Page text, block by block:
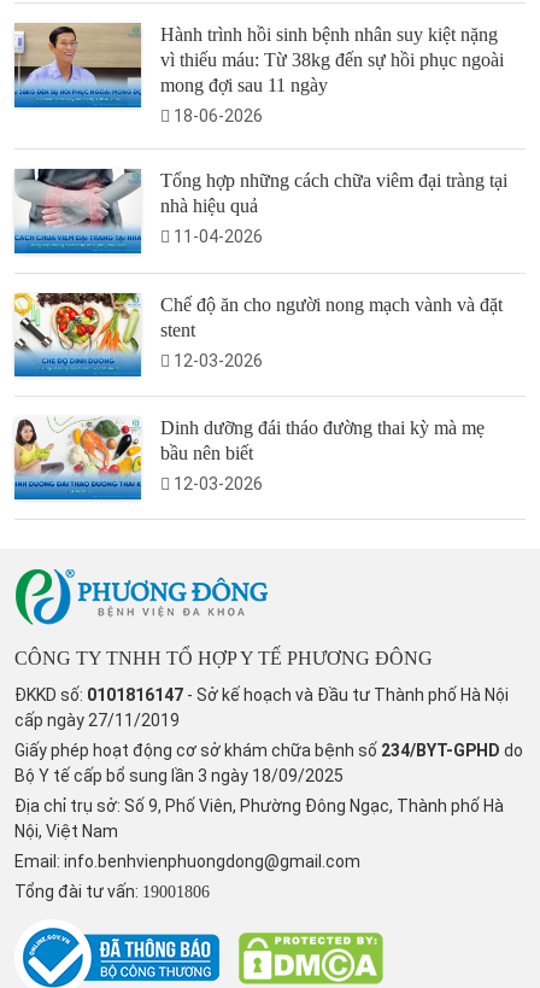
Hành trình hồi sinh bệnh nhân suy kiệt nặng
vì thiếu máu: Từ 38kg đến sự hồi phục ngoài
mong đợi sau 11 ngày
18-06-2026
Tổng hợp những cách chữa viêm đại tràng tại
nhà hiệu quả
11-04-2026
Chế độ ăn cho người nong mạch vành và đặt
stent
12-03-2026
Dinh dưỡng đái tháo đường thai kỳ mà mẹ
bầu nên biết
12-03-2026
CÔNG TY TNHH TỔ HỢP Y TẾ PHƯƠNG ĐÔNG
ĐKKD số: 0101816147 - Sở kế hoạch và Đầu tư Thành phố Hà Nội
cấp ngày 27/11/2019
Giấy phép hoạt động cơ sở khám chữa bệnh số 234/BYT-GPHD do
Bộ Y tế cấp bổ sung lần 3 ngày 18/09/2025
Địa chỉ trụ sở: Số 9, Phố Viên, Phường Đông Ngạc, Thành phố Hà
Nội, Việt Nam
Email: info.benhvienphuongdong@gmail.com
Tổng đài tư vấn: 19001806